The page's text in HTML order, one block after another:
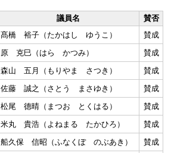
議員名
賛否
髙橋 裕子（たかはし ゆうこ）
賛成
原 克巳（はら かつみ）
賛成
森山 五月（もりやま さつき）
賛成
佐藤 誠之（さとう まさゆき）
賛成
松尾 德晴（まつお とくはる）
賛成
米丸 貴浩（よねまる たかひろ）
賛成
船久保 信昭（ふなくぼ のぶあき）
賛成